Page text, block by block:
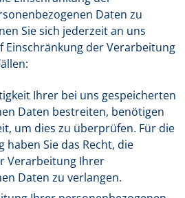
Daten zu
Sie sich jederzeit an uns
Einschränkung der Verarbeitung
Ihrer bei uns gespeicherten
Daten bestreiten, benötigen
um dies zu überprüfen. Für die
haben Sie das Recht, die
Verarbeitung Ihrer
Daten zu verlangen.